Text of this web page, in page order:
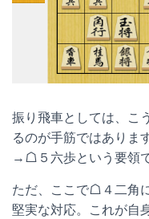
振り飛車としては、こ
るのが手筋ではあり
→☖５六歩という要領
ただ、ここで☖４二角
堅実な対応。これが自